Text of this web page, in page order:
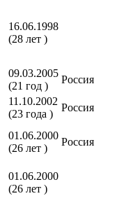
16.06.1998
(28 лет )
09.03.2005
(21 год )
Россия
11.10.2002
(23 года )
Россия
01.06.2000
(26 лет )
Россия
01.06.2000
(26 лет )